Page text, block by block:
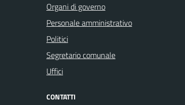
Organi di governo
Personale amministrativo
Politici
Segretario comunale
Uffici
CONTATTI